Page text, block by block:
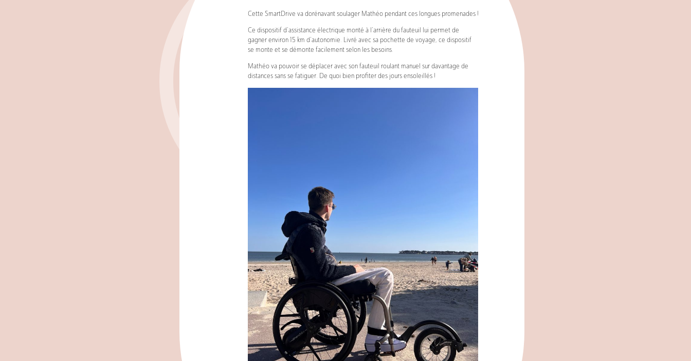
Cette SmartDrive va dorénavant soulager Mathéo pendant ces longues promenades !
Ce dispositif d’assistance électrique monté à l’arrière du fauteuil lui permet de
gagner environ 15 km d’autonomie. Livré avec sa pochette de voyage, ce dispositif
se monte et se démonte facilement selon les besoins.
Mathéo va pouvoir se déplacer avec son fauteuil roulant manuel sur davantage de
distances sans se fatiguer. De quoi bien profiter des jours ensoleillés !